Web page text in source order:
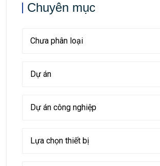
Chuyên mục
Chưa phân loại
Dự án
Dự án công nghiệp
Lựa chọn thiết bị